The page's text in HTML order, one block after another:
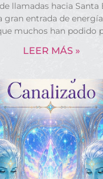
llamadas hacia Santa
gran entrada de
muchos han podido
LEER MÁS »